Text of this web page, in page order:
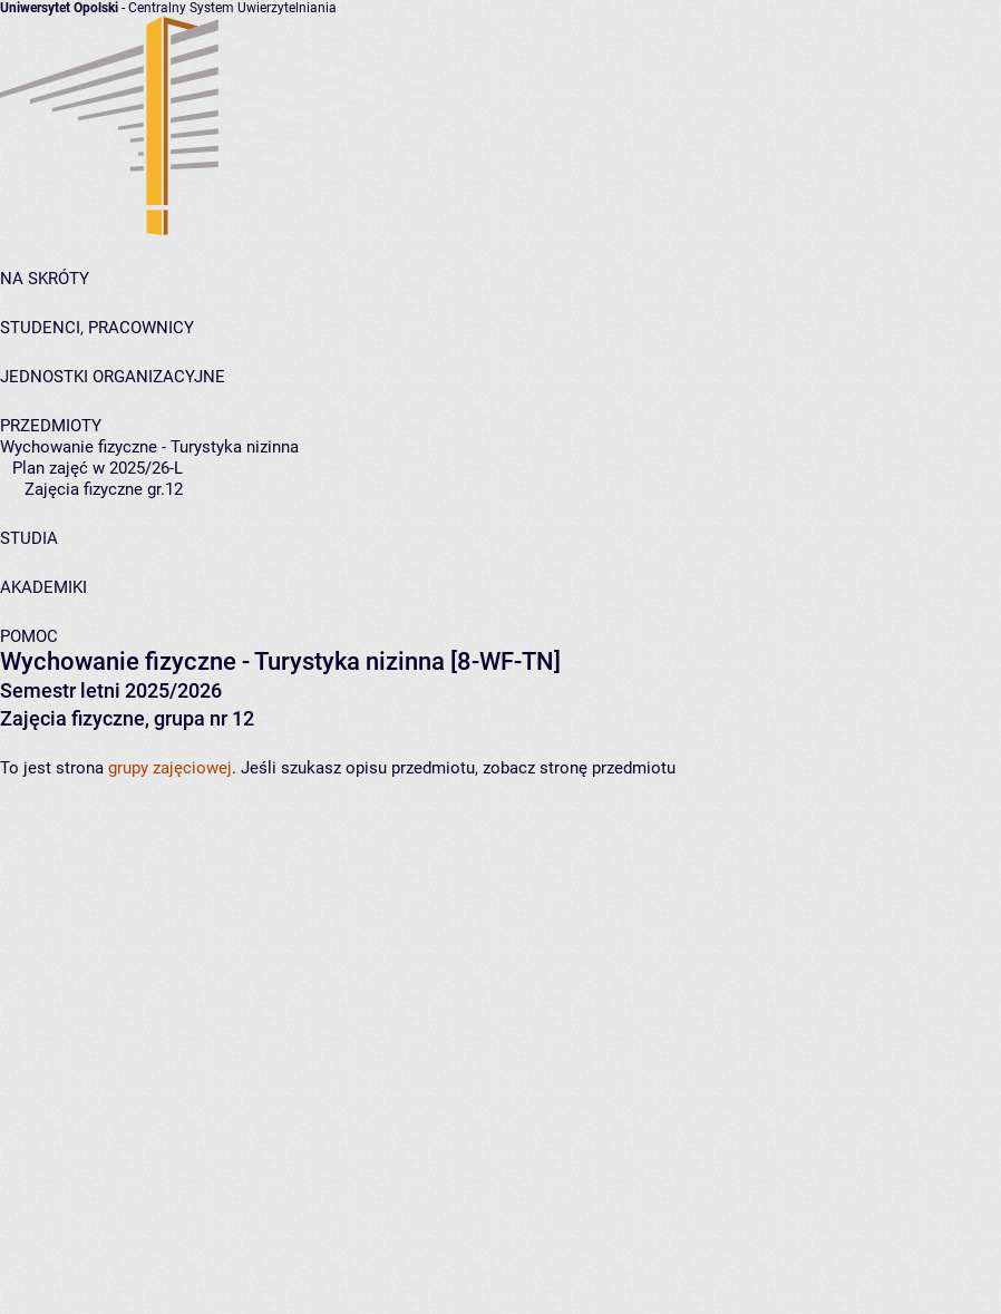
Uniwersytet Opolski - Centralny System Uwierzytelniania
NA SKRÓTY
STUDENCI, PRACOWNICY
JEDNOSTKI ORGANIZACYJNE
PRZEDMIOTY
Wychowanie fizyczne - Turystyka nizinna
Plan zajęć w 2025/26-L
Zajęcia fizyczne gr.12
STUDIA
AKADEMIKI
POMOC
Wychowanie fizyczne - Turystyka nizinna [8-WF-TN]
Semestr letni 2025/2026
Zajęcia fizyczne, grupa nr 12
To jest strona grupy zajęciowej. Jeśli szukasz opisu przedmiotu, zobacz stronę przedmiotu